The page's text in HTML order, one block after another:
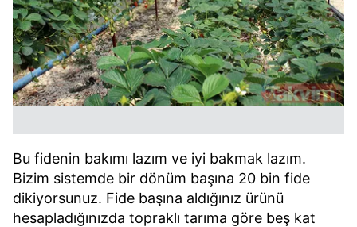
Bu fidenin bakımı lazım ve iyi bakmak lazım.
Bizim sistemde bir dönüm başına 20 bin fide
dikiyorsunuz. Fide başına aldığınız ürünü
hesapladığınızda topraklı tarıma göre beş kat